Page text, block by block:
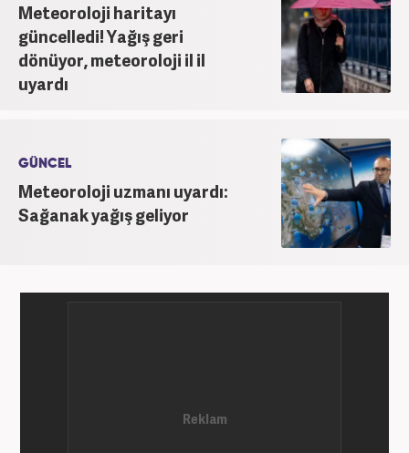
Meteoroloji haritayı
güncelledi! Yağış geri
dönüyor, meteoroloji il il
uyardı
GÜNCEL
Meteoroloji uzmanı uyardı:
Sağanak yağış geliyor